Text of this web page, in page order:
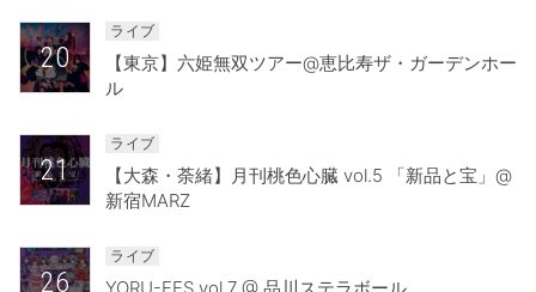
20
ライブ
【東京】六姫無双ツアー@恵比寿ザ・ガーデンホー
ル
21
ライブ
【大森・荼緒】月刊桃色心臓 vol.5 「新品と宝」@
新宿MARZ
26
ライブ